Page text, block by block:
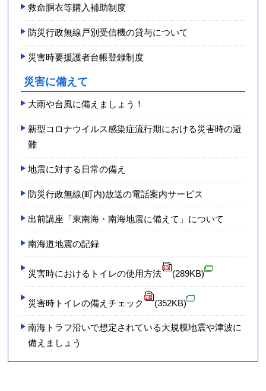
救命胴衣等購入補助制度
防災行政無線戸別受信機の貸与について
災害時要援護者台帳登録制度
災害に備えて
大雨や台風に備えましょう！
新型コロナ­ウイルス感­染症流行期­における災­害時の避
難­
地震に対する日常の備え
防災行政無線(町内)放送の電話案内サービス
出前講座「東南海・南海地震に備えて」について
南海道地震の記録
災害時におけるトイレの使用方法 (289KB)
災害時トイレの備えチェック (352KB)
南海トラフ沿いで想定されている大規模地震や津波に
備えましょう